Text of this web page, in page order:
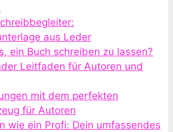
aus Leder
ein Buch schreiben zu lassen?
Leitfaden für Autoren und
mit dem perfekten
für Autoren
wie ein Profi: Dein umfassendes